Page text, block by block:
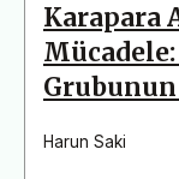
Karapara
Mücadele:
Harun Saki